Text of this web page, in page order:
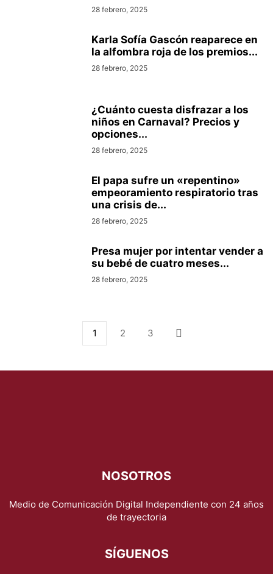
28 febrero, 2025
Karla Sofía Gascón reaparece en
la alfombra roja de los premios...
28 febrero, 2025
¿Cuánto cuesta disfrazar a los
niños en Carnaval? Precios y
opciones...
28 febrero, 2025
El papa sufre un «repentino»
empeoramiento respiratorio tras
una crisis de...
28 febrero, 2025
Presa mujer por intentar vender a
su bebé de cuatro meses...
28 febrero, 2025
1 2 3
NOSOTROS
Medio de Comunicación Digital Independiente con 24 años
de trayectoria
SÍGUENOS